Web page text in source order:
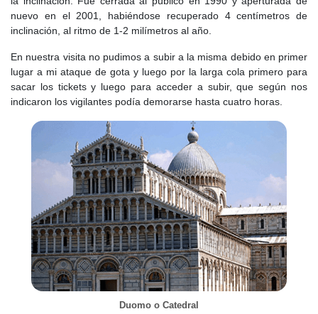
nuevo en el 2001, habiéndose recuperado 4 centímetros de
inclinación, al ritmo de 1-2 milímetros al año.
En nuestra visita no pudimos a subir a la misma debido en primer
lugar a mi ataque de gota y luego por la larga cola primero para
sacar los tickets y luego para acceder a subir, que según nos
indicaron los vigilantes podía demorarse hasta cuatro horas.
Duomo o Catedral